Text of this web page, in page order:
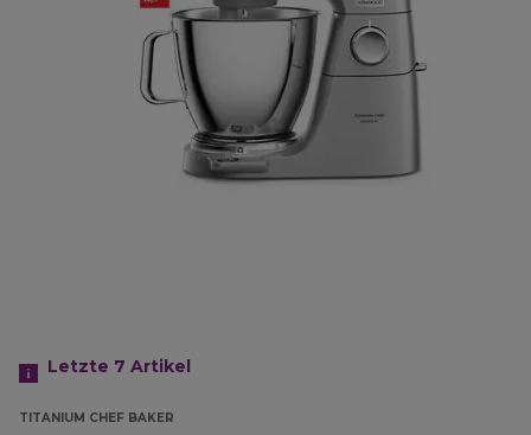
Letzte 7 Artikel
TITANIUM CHEF BAKER